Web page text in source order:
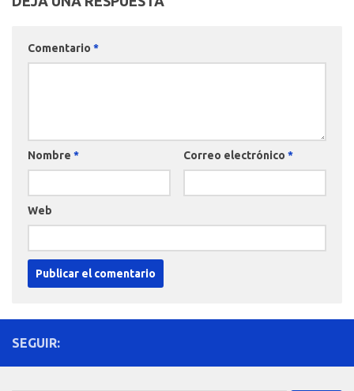
Comentario *
Nombre * Correo electrónico *
Web
SEGUIR: